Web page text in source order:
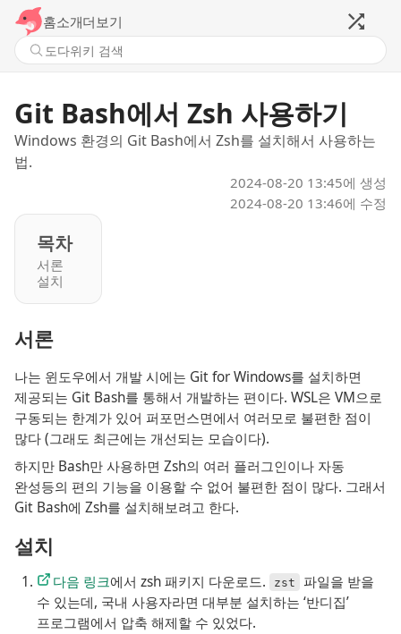
홈소개더보기
Git Bash에서 Zsh 사용하기
Windows 환경의 Git Bash에서 Zsh를 설치해서 사용하는
법.
2024-08-20 13:45에 생성
2024-08-20 13:46에 수정
목차
서론
설치
서론
나는 윈도우에서 개발 시에는 Git for Windows를 설치하면
제공되는 Git Bash를 통해서 개발하는 편이다. WSL은 VM으로
구동되는 한계가 있어 퍼포먼스면에서 여러모로 불편한 점이
많다 (그래도 최근에는 개선되는 모습이다).
하지만 Bash만 사용하면 Zsh의 여러 플러그인이나 자동
완성등의 편의 기능을 이용할 수 없어 불편한 점이 많다. 그래서
Git Bash에 Zsh를 설치해보려고 한다.
설치
다음 링크에서 zsh 패키지 다운로드. zst
파일을 받을
수 있는데, 국내 사용자라면 대부분 설치하는 ‘반디집’
프로그램에서 압축 해제할 수 있었다.